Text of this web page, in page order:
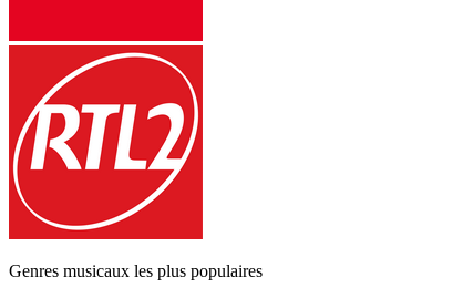
Genres musicaux les plus populaires